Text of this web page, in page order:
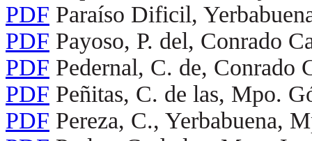
PDF Paraíso Dificil,
PDF Payoso, P. del, Conrado
PDF Pedernal, C. de,
PDF Peñitas, C. de las, Mpo.
PDF Pereza, C., Yerbabuena,